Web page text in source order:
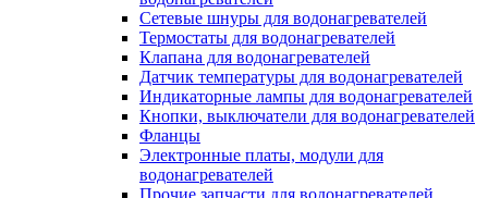
Сетевые шнуры для водонагревателей
Термостаты для водонагревателей
Клапана для водонагревателей
Датчик температуры для водонагревателей
Индикаторные лампы для водонагревателей
Кнопки, выключатели для водонагревателей
Фланцы
Электронные платы, модули для
водонагревателей
Прочие запчасти для водонагревателей